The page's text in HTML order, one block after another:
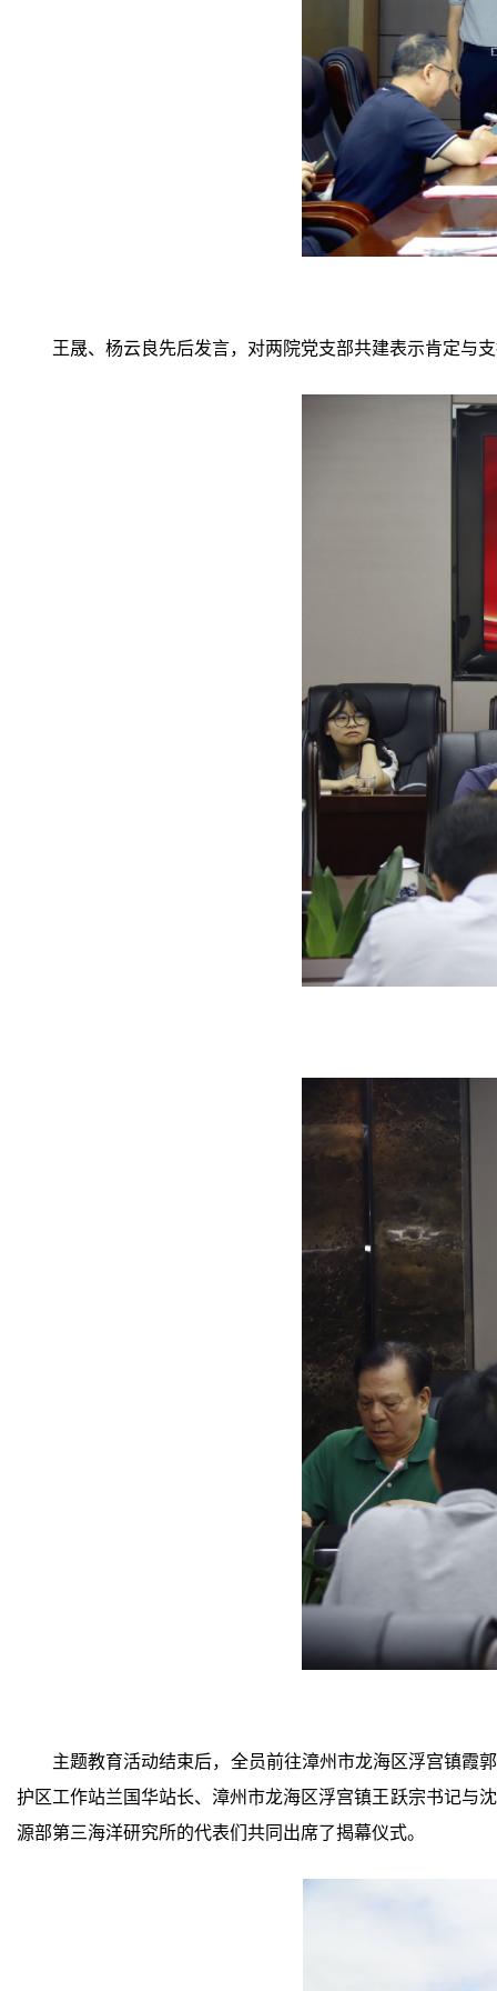
王晟、杨云良先后发言，对两院党支部共建表示肯定与
主题教育活动结束后，全员前往漳州市龙海区浮宫镇霞
护区工作站兰国华站长、漳州市龙海区浮宫镇王跃宗书记与
源部第三海洋研究所的代表们共同出席了揭幕仪式。